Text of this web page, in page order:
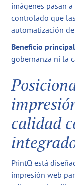
imágenes pasan
controlado que
automatización
Beneficio
gobernanza ni la
calidad
PrintQ está
impresión web